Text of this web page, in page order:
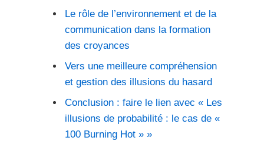
Le rôle de l’environnement et de la
communication dans la formation
des croyances
Vers une meilleure compréhension
et gestion des illusions du hasard
Conclusion : faire le lien avec « Les
illusions de probabilité : le cas de «
100 Burning Hot » »